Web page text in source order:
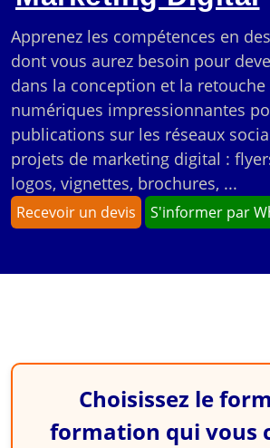
Apprenez les compétences en
dont vous aurez besoin pour
dans la conception et la
numériques impressionnantes
publications sur les réseaux
projets de marketing digital :
logos, vignettes, brochures, ...
Recevoir un devis S'informer par
Choisissez le
formation qui vous